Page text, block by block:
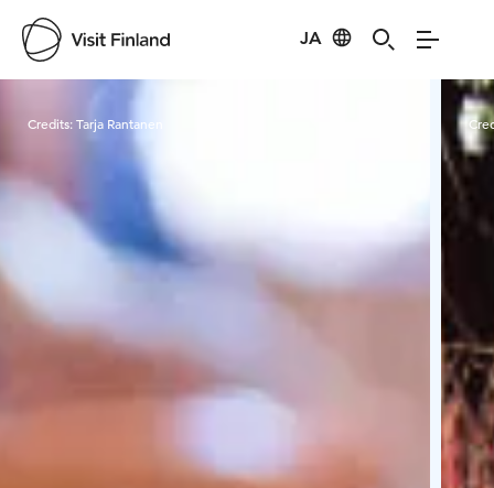
JA
Visit Finland
Credits:Tarja Rantanen